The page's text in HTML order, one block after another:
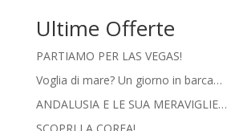
Ultime Offerte
PARTIAMO PER LAS VEGAS!
Voglia di mare? Un giorno in barca…
ANDALUSIA E LE SUA MERAVIGLIE…